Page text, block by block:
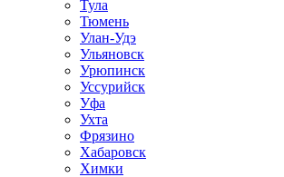
Тула
Тюмень
Улан-Удэ
Ульяновск
Урюпинск
Уссурийск
Уфа
Ухта
Фрязино
Хабаровск
Химки